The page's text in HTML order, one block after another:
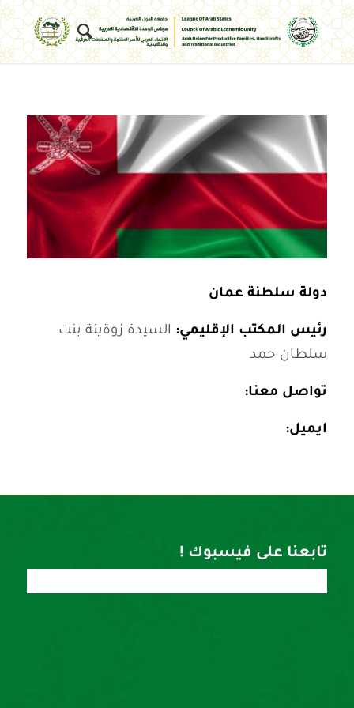
دولة سلطنة عمان
رئيس المكتب الإقليمي: السيدة زوةينة بنت
سلطان حمد
تواصل معنا:
ايميل:
تابعنا على فيسبوك !